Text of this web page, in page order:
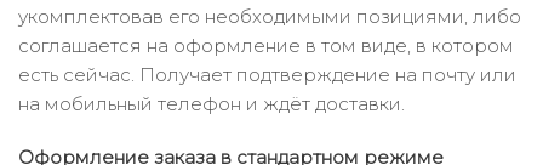
укомплектовав его необходимыми позициями, либо
соглашается на оформление в том виде, в котором
есть сейчас. Получает подтверждение на почту или
на мобильный телефон и ждёт доставки.
Оформление заказа в стандартном режиме